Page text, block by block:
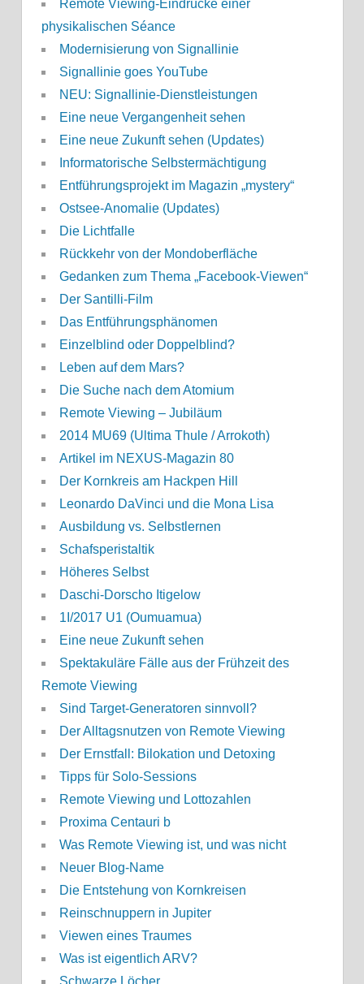
Remote Viewing-Eindrücke einer
physikalischen Séance
Modernisierung von Signallinie
Signallinie goes YouTube
NEU: Signallinie-Dienstleistungen
Eine neue Vergangenheit sehen
Eine neue Zukunft sehen (Updates)
Informatorische Selbstermächtigung
Entführungsprojekt im Magazin „mystery“
Ostsee-Anomalie (Updates)
Die Lichtfalle
Rückkehr von der Mondoberfläche
Gedanken zum Thema „Facebook-Viewen“
Der Santilli-Film
Das Entführungsphänomen
Einzelblind oder Doppelblind?
Leben auf dem Mars?
Die Suche nach dem Atomium
Remote Viewing – Jubiläum
2014 MU69 (Ultima Thule / Arrokoth)
Artikel im NEXUS-Magazin 80
Der Kornkreis am Hackpen Hill
Leonardo DaVinci und die Mona Lisa
Ausbildung vs. Selbstlernen
Schafsperistaltik
Höheres Selbst
Daschi-Dorscho Itigelow
1I/2017 U1 (Oumuamua)
Eine neue Zukunft sehen
Spektakuläre Fälle aus der Frühzeit des
Remote Viewing
Sind Target-Generatoren sinnvoll?
Der Alltagsnutzen von Remote Viewing
Der Ernstfall: Bilokation und Detoxing
Tipps für Solo-Sessions
Remote Viewing und Lottozahlen
Proxima Centauri b
Was Remote Viewing ist, und was nicht
Neuer Blog-Name
Die Entstehung von Kornkreisen
Reinschnuppern in Jupiter
Viewen eines Traumes
Was ist eigentlich ARV?